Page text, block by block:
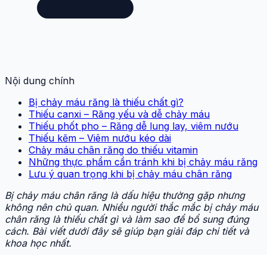
Nội dung chính
Bị chảy máu răng là thiếu chất gì?
Thiếu canxi – Răng yếu và dễ chảy máu
Thiếu phốt pho – Răng dễ lung lay, viêm nướu
Thiếu kẽm – Viêm nướu kéo dài
Chảy máu chân răng do thiếu vitamin
Những thực phẩm cần tránh khi bị chảy máu răng
Lưu ý quan trọng khi bị chảy máu chân răng
Bị chảy máu chân răng là dấu hiệu thường gặp nhưng
không nên chủ quan. Nhiều người thắc mắc bị chảy máu
chân răng là thiếu chất gì và làm sao để bổ sung đúng
cách. Bài viết dưới đây sẽ giúp bạn giải đáp chi tiết và
khoa học nhất.